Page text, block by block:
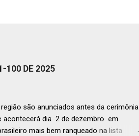
100 DE 2025
são anunciados antes da cerimônia
acontecerá dia 2 de dezembro em
mais bem ranqueado na lista